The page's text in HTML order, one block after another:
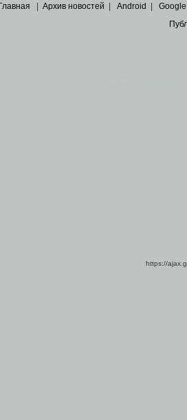
| Архив новостей | Android | Google
https://